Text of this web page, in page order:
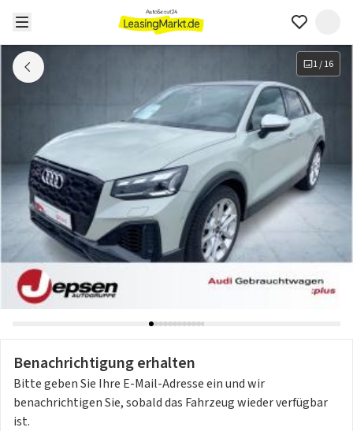
1/16
Benachrichtigung erhalten
Bitte geben Sie Ihre E-Mail-Adresse ein und wir
benachrichtigen Sie, sobald das Fahrzeug wieder verfügbar
ist.